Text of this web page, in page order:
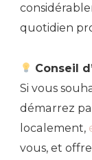
quotidien
Conseil
Si vous
démarrez
localement,
vous, et